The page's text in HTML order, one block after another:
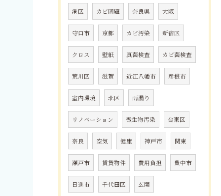
港区 カビ問題 奈良県 大阪
守口市 京都 カビ汚染 新宿区
クロス 壁紙 真菌検査 カビ菌検査
荒川区 滋賀 近江八幡市 彦根市
室内環境 北区 雨漏り
リノベーション 微生物汚染 台東区
奈良 空気 健康 神戸市 関東
瀬戸市 賃貸物件 費用負担 豊中市
日進市 千代田区 玄関